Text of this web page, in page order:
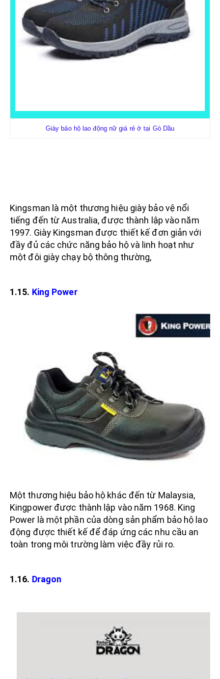
Giày bảo hộ lao động nữ giá rẻ ở tại Gò Dầu
Kingsman là một thương hiệu giày bảo vệ nổi
tiếng đến từ Australia, được thành lập vào năm
1997. Giày Kingsman được thiết kế đơn giản với
đầy đủ các chức năng bảo hộ và linh hoạt như
một đôi giày chạy bộ thông thường,
1.15. King Power
Một thương hiệu bảo hộ khác đến từ Malaysia,
Kingpower được thành lập vào năm 1968. King
Power là một phần của dòng sản phẩm bảo hộ lao
động được thiết kế để đáp ứng các nhu cầu an
toàn trong môi trường làm việc đầy rủi ro.
1.16. Dragon